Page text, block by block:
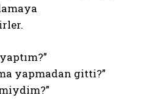
yapmadan gitti?”